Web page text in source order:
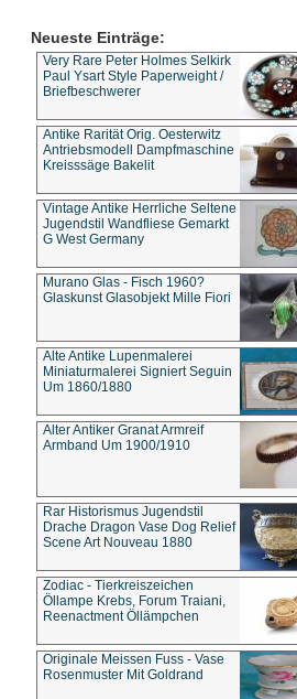
Neueste Einträge:
Very Rare Peter Holmes Selkirk
Paul Ysart Style Paperweight /
Briefbeschwerer
Antike Rarität Orig. Oesterwitz
Antriebsmodell Dampfmaschine
Kreisssäge Bakelit
Vintage Antike Herrliche Seltene
Jugendstil Wandfliese Gemarkt
G West Germany
Murano Glas - Fisch 1960?
Glaskunst Glasobjekt Mille Fiori
Alte Antike Lupenmalerei
Miniaturmalerei Signiert Seguin
Um 1860/1880
Alter Antiker Granat Armreif
Armband Um 1900/1910
Rar Historismus Jugendstil
Drache Dragon Vase Dog Relief
Scene Art Nouveau 1880
Zodiac - Tierkreiszeichen
Öllampe Krebs, Forum Traiani,
Reenactment Öllämpchen
Originale Meissen Fuss - Vase
Rosenmuster Mit Goldrand